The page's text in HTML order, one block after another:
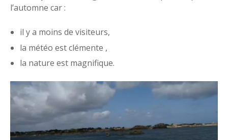
l’automne car :
il y a moins de visiteurs,
la météo est clémente ,
la nature est magnifique.